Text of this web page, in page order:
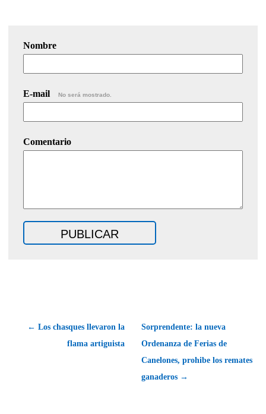
Nombre
E-mail No será mostrado.
Comentario
← Los chasques llevaron la
flama artiguista
Sorprendente: la nueva
Ordenanza de Ferias de
Canelones, prohibe los remates
ganaderos →